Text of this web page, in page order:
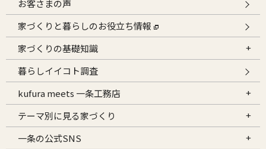
お客さまの声
家づくりと暮らしのお役立ち情報
家づくりの基礎知識
暮らしイイコト調査
kufura meets 一条工務店
テーマ別に見る家づくり
一条の公式SNS